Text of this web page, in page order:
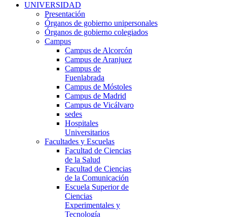
UNIVERSIDAD
Presentación
Órganos de gobierno unipersonales
Órganos de gobierno colegiados
Campus
Campus de Alcorcón
Campus de Aranjuez
Campus de
Fuenlabrada
Campus de Móstoles
Campus de Madrid
Campus de Vicálvaro
sedes
Hospitales
Universitarios
Facultades y Escuelas
Facultad de Ciencias
de la Salud
Facultad de Ciencias
de la Comunicación
Escuela Superior de
Ciencias
Experimentales y
Tecnología